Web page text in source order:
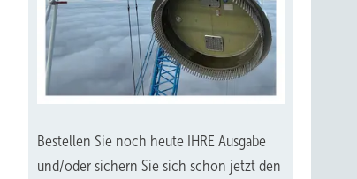
Bestellen Sie noch heute IHRE Ausgabe
und/oder sichern Sie sich schon jetzt den